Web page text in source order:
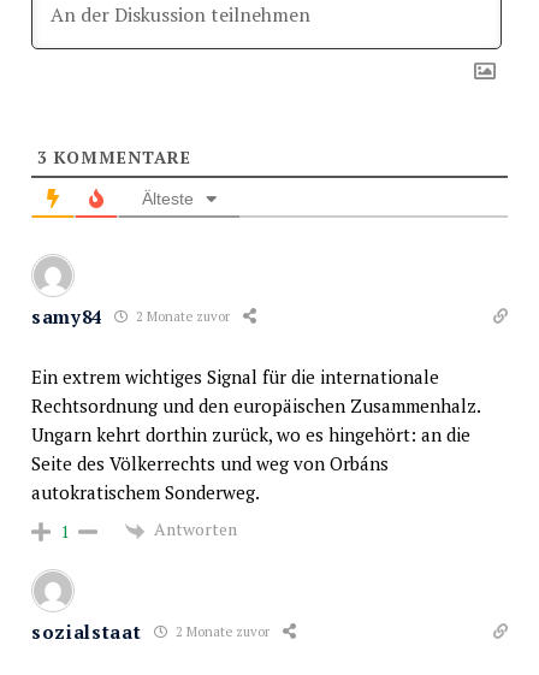
3 KOMMENTARE
Älteste
samy84 2 Monate zuvor
Ein extrem wichtiges Signal für die internationale
Rechtsordnung und den europäischen Zusammenhalz.
Ungarn kehrt dorthin zurück, wo es hingehört: an die
Seite des Völkerrechts und weg von Orbáns
autokratischem Sonderweg.
1 Antworten
sozialstaat 2 Monate zuvor